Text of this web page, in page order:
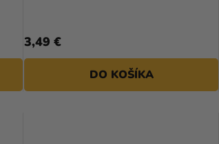
3,49 €
DO KOŠÍKA